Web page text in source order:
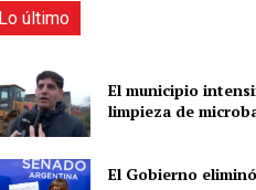
Lo último
El municipio
limpieza de
El Gobierno